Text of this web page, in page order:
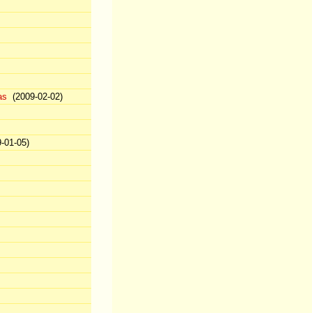
(2009-02-02)
01-05)